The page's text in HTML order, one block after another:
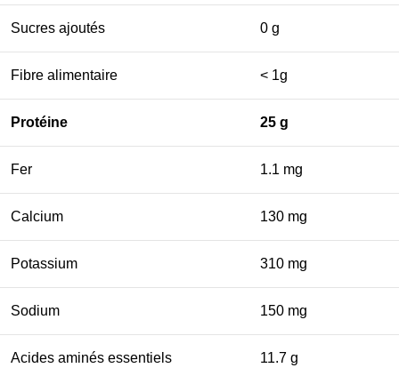
Sucres ajoutés 0 g
Fibre alimentaire < 1g
Protéine 25 g
Fer 1.1 mg
Calcium 130 mg
Potassium 310 mg
Sodium 150 mg
Acides aminés essentiels 11.7 g